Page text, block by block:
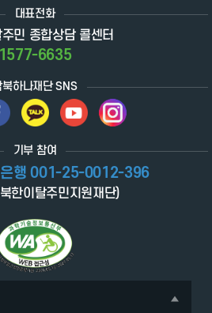
대표전화
민 종합상담 콜센터
1577-6635
북하나재단 SNS
기부 참여
은행 001-25-0012-396
한이탈주민지원재단)